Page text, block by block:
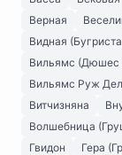
Верная
Видная
Вильямс (Дюшес
Вильямс Руж
Витчизняна
Волшебница
Гвидон
Гера